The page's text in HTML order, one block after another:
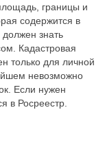
границы и
содержится в
знать
Кадастровая
только для личной
невозможно
Если нужен
в Росреестр.